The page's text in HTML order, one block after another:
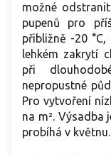
možné
pupenů pro
přibližně -20
lehkém zakrytí
při
nepropustné
Pro vytvoření
na m². Výsadba
probíhá v květnu.